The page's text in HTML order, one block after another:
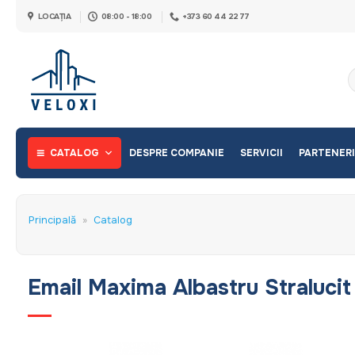
LOCAȚIA 08:00 - 18:00 +373 60 44 22 77
CATALOG DESPRE COMPANIE SERVICII PARTENERI
Principală » Catalog
Email Maxima Albastru